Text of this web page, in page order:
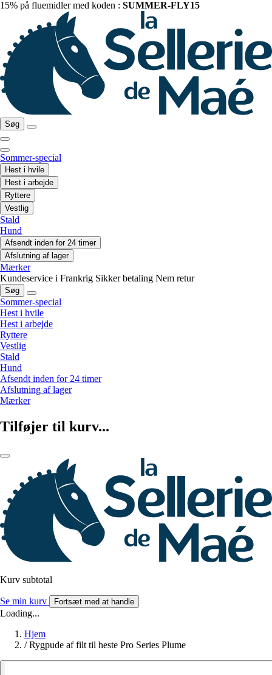
15% på fluemidler med koden : SUMMER-FLY15
Søg
Sommer-special
Hest i hvile
Hest i arbejde
Ryttere
Vestlig
Stald
Hund
Afsendt inden for 24 timer
Afslutning af lager
Mærker
Kundeservice i Frankrig Sikker betaling Nem retur
Søg
Sommer-special
Hest i hvile
Hest i arbejde
Ryttere
Vestlig
Stald
Hund
Afsendt inden for 24 timer
Afslutning af lager
Mærker
Tilføjer til kurv...
Kurv subtotal
Se min kurv Fortsæt med at handle
Loading...
Hjem
/ Rygpude af filt til heste Pro Series Plume